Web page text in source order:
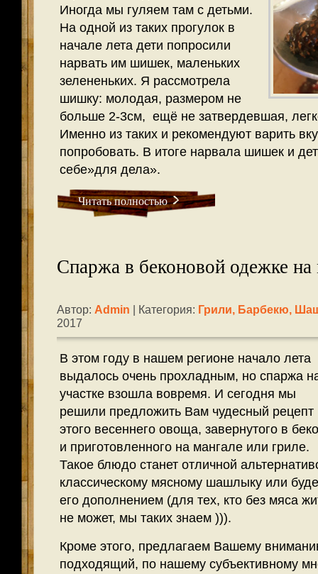
Иногда мы гуляем там с детьми.
На одной из таких прогулок в
начале лета дети попросили
нарвать им шишек, маленьких
зелененьких. Я рассмотрела
шишку: молодая, размером не
больше 2-3см, ещё не затвердевшая,
Именно из таких и рекомендуют варить
попробовать. В итоге нарвала шишек и
себе»для дела».
Читать полностью
Спаржа в беконовой одежке на
Автор: Admin | Категория: Грили, Барбекю,
2017
В этом году в нашем регионе начало лета
выдалось очень прохладным, но спаржа
участке взошла вовремя. И сегодня мы
решили предложить Вам чудесный рецепт
этого весеннего овоща, завернутого в
и приготовленного на мангале или гриле.
Такое блюдо станет отличной
классическому мясному шашлыку или
его дополнением (для тех, кто без мяса
не может, мы таких знаем ))).
Кроме этого, предлагаем Вашему
подходящий, по нашему субъективному